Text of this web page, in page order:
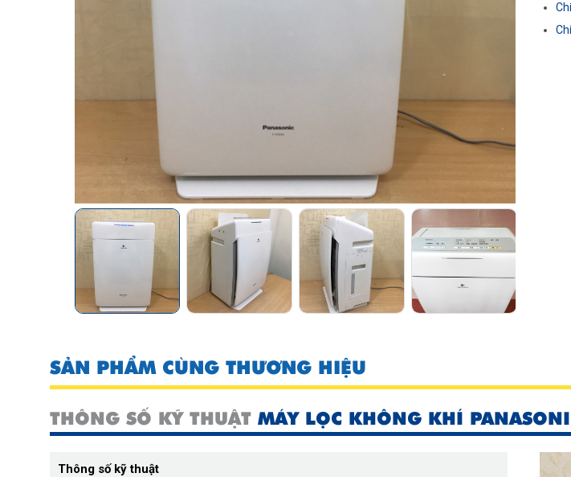
SẢN PHẨM CÙNG THƯƠNG HIỆU
THÔNG SỐ KỸ THUẬT MÁY LỌC KHÔNG KHÍ
Thông số kỹ thuật